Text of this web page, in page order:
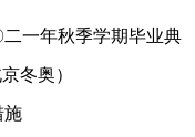
一年秋季学期毕业典
冬奥）
施